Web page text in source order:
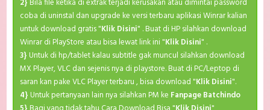
2} Bila file ketika di extrak terjadi kerusakan atau dimintai password
coba di uninstal dan upgrade ke versi terbaru aplikasi Winrar kalian
untuk download gratis "Klik Disini" . Buat di HP silahkan download
Winrar di PlayStore atau bisa lewat link ini "Klik Disini" .
3} Untuk di hp/tablet kalau subtitle gak muncul silahkan download
MX Player, VLC dan sejenis nya di playstore. Buat di PC/Leptop di
saran kan pake VLC Player terbaru , bisa download "Klik Disini".
4} Untuk pertanyaan lain nya silahkan PM ke Fanpage Batchindo